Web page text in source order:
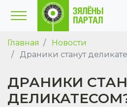
Главная
Новости
Драники станут
ДРАНИКИ